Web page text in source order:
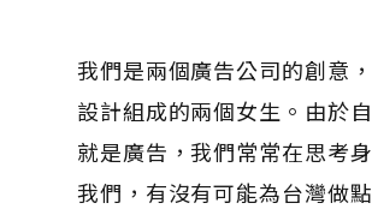
我們是兩個廣告公司的創意
設計組成的兩個女生。由於
就是廣告，我們常常在思考
我們，有沒有可能為台灣做